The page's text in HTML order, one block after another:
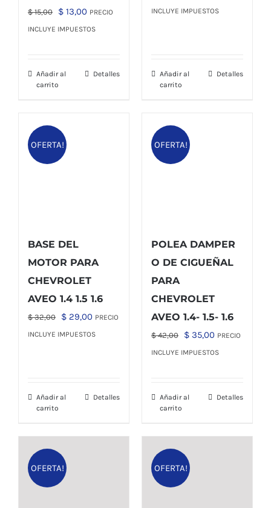
$15,00
El
precio
$ 15,00.
$ 13,00El
precio
$ 13,00.
PRECIO
INCLUYE IMPUESTOS
Añadir al
carrito
Detalles
precio
precio
INCLUYE IMPUESTOS
Añadir al
carrito
Detalles
OFERTA!
BASE DEL
MOTOR PARA
CHEVROLET
AVEO 1.4 1.5 1.6
$32,00
El
precio
$ 29,00El
precio
PRECIO
INCLUYE IMPUESTOS
Añadir al
carrito
Detalles
OFERTA!
POLEA DAMPER
O DE CIGUEÑAL
PARA
CHEVROLET
AVEO 1.4- 1.5- 1.6
$42,00
El
precio
$ 42,00.
$ 35,00El
precio
$ 35,00.
PRECIO
INCLUYE IMPUESTOS
Añadir al
carrito
Detalles
OFERTA! OFERTA!